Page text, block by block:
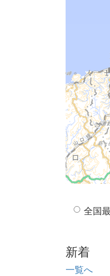
全国
新着
一覧へ